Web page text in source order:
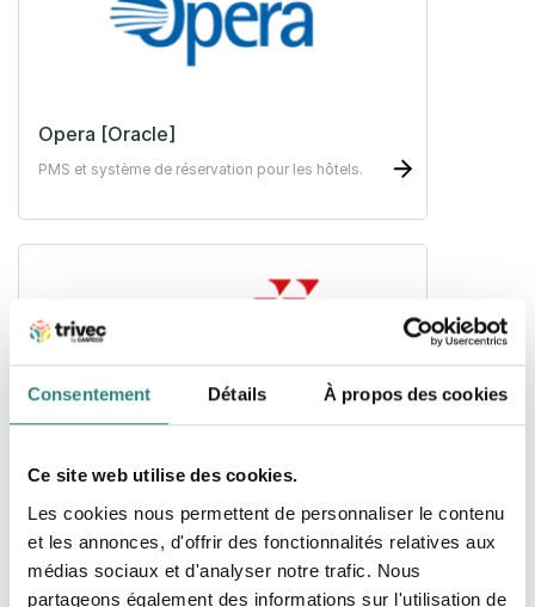
Consentement Détails À propos des cookies
Ce site web utilise des cookies.
Les cookies nous permettent de personnaliser le contenu
et les annonces, d'offrir des fonctionnalités relatives aux
médias sociaux et d'analyser notre trafic. Nous
partageons également des informations sur l'utilisation de
Opera [Oracle]
PMS et système de réservation pour les hôtels.
Protel [Planet]
Puissant logiciel de gestion des propriétés
hôtelières qui s'intègre facilement aux caisse
enregistreuse.